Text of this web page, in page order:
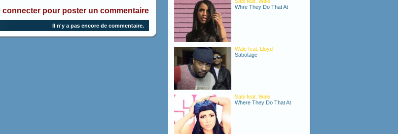
connecter pour poster un commentaire
Il n'y a pas encore de commentaire.
Whre They Do That At
Wale feat. Lloyd
Sabotage
Sabi feat. Wale
Where They Do That At